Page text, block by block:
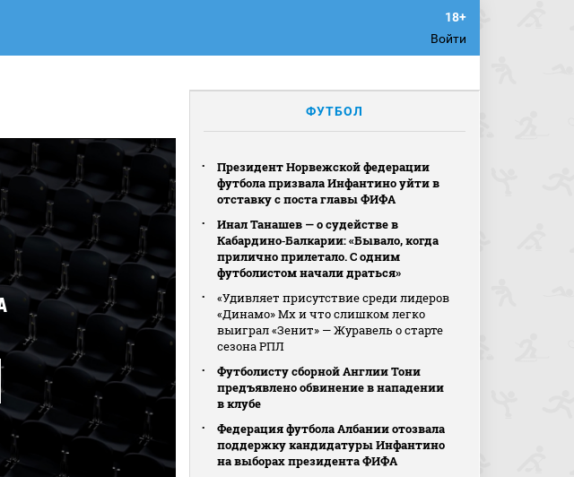
Войти
ФУТБОЛ
Президент Норвежской федерации
футбола призвала Инфантино уйти в
отставку с поста главы ФИФА
Инал Танашев — о судействе в
Кабардино‑Балкарии: «Бывало, когда
прилично прилетало. С одним
футболистом начали драться»
«Удивляет присутствие среди лидеров
«Динамо» Мх и что слишком легко
выиграл «Зенит» — Журавель о старте
сезона РПЛ
Футболисту сборной Англии Тони
предъявлено обвинение в нападении
в клубе
Федерация футбола Албании отозвала
поддержку кандидатуры Инфантино
на выборах президента ФИФА